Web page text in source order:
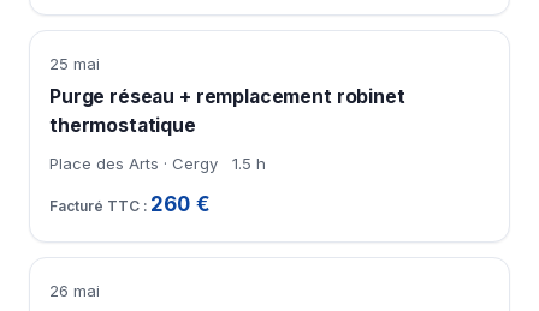
25 mai
Purge réseau + remplacement robinet
thermostatique
Place des Arts · Cergy 1.5 h
260 €
26 mai